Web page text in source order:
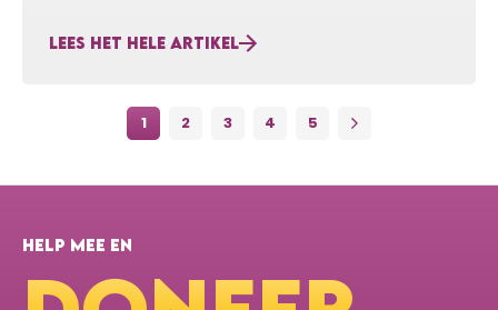
Stichting Voor Sara, CureCMD en Giving Strength
voort door het natuurlijk beloop onderzoek naar de
zeldzame spierziekten LAMA2-MD en SELENON-RM
LEES HET HELE ARTIKEL
1 2 3 4 5
HELP MEE EN